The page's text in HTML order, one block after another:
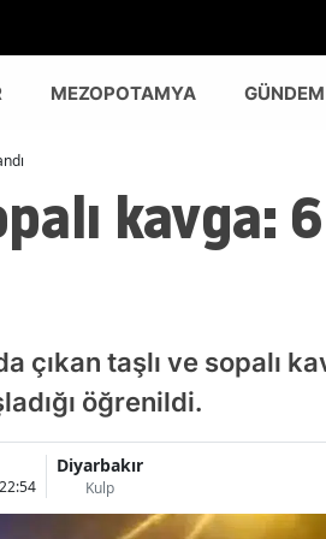
MEZOPOTAMYA GÜNDEM
kavga:
çıkan taşlı ve sopalı
öğrenildi.
Diyarbakır
Kulp